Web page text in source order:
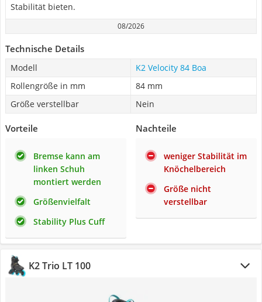
Stabilität bieten.
08/2026
Technische Details
Modell
K2 Velocity 84 Boa
Rollengröße in mm
84 mm
Größe verstellbar
Nein
Vorteile
Bremse kann am
linken Schuh
montiert werden
Größenvielfalt
Stability Plus Cuff
Nachteile
weniger Stabilität im
Knöchelbereich
Größe nicht
verstellbar
K2 Trio LT 100